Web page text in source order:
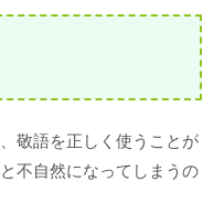
敬語を正しく使うことが
不自然になってしまうの